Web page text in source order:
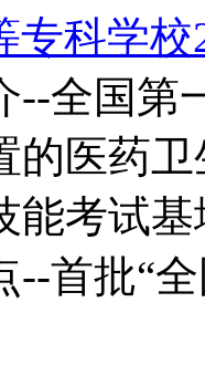
专科学
--全国第
的医药
能考试
--首批“